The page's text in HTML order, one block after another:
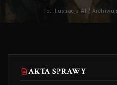
Fot. Ilustracja AI /
AKTA SPRAWY